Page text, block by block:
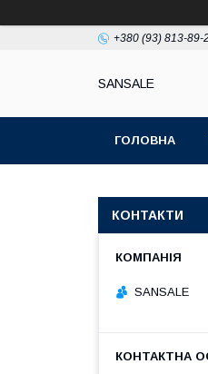
+380 (93) 813-89-
SANSALE
ГОЛОВНА
КОНТАКТИ
SANSALE